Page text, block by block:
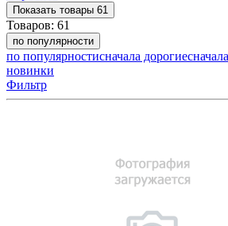
Показать товары 61
Товаров: 61
по популярности
по популярностисначала дорогие
новинки
Фильтр